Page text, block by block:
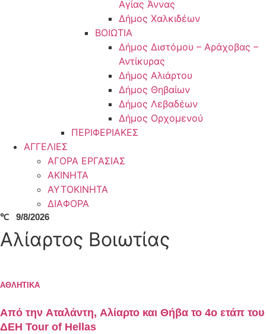
Αγίας Άννας
Δήμος Χαλκιδέων
ΒΟΙΩΤΙΑ
Δήμος Διστόμου – Αράχοβας –
Αντίκυρας
Δήμος Αλιάρτου
Δήμος Θηβαίων
Δήμος Λεβαδέων
Δήμος Ορχομενού
ΠΕΡΙΦΕΡΙΑΚΕΣ
ΑΓΓΕΛΙΕΣ
ΑΓΟΡΑ ΕΡΓΑΣΙΑΣ
ΑΚΙΝΗΤΑ
ΑΥΤΟΚΙΝΗΤΑ
ΔΙΑΦΟΡΑ
℃ 9/8/2026
Αλίαρτος Βοιωτίας
ΑΘΛΗΤΙΚΑ
Από την Αταλάντη, Αλίαρτο και Θήβα το 4ο ετάπ του
ΔΕΗ Tour of Hellas